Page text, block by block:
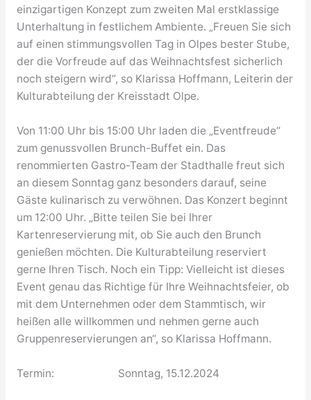
einzigartigen Konzept zum zweiten Mal erstklassige
Unterhaltung in festlichem Ambiente. „Freuen Sie sich
auf einen stimmungsvollen Tag in Olpes bester Stube,
der die Vorfreude auf das Weihnachtsfest sicherlich
noch steigern wird“, so Klarissa Hoffmann, Leiterin der
Kulturabteilung der Kreisstadt Olpe.
Von 11:00 Uhr bis 15:00 Uhr laden die „Eventfreude“
zum genussvollen Brunch-Buffet ein. Das
renommierten Gastro-Team der Stadthalle freut sich
an diesem Sonntag ganz besonders darauf, seine
Gäste kulinarisch zu verwöhnen. Das Konzert beginnt
um 12:00 Uhr. „Bitte teilen Sie bei Ihrer
Kartenreservierung mit, ob Sie auch den Brunch
genießen möchten. Die Kulturabteilung reserviert
gerne Ihren Tisch. Noch ein Tipp: Vielleicht ist dieses
Event genau das Richtige für Ihre Weihnachtsfeier, ob
mit dem Unternehmen oder dem Stammtisch, wir
heißen alle willkommen und nehmen gerne auch
Gruppenreservierungen an“, so Klarissa Hoffmann.
Termin: Sonntag, 15.12.2024